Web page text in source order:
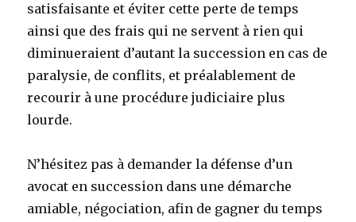
satisfaisante et éviter cette perte de temps
ainsi que des frais qui ne servent à rien qui
diminueraient d’autant la succession en cas de
paralysie, de conflits, et préalablement de
recourir à une procédure judiciaire plus
lourde.
N’hésitez pas à demander la défense d’un
avocat en succession dans une démarche
amiable, négociation, afin de gagner du temps